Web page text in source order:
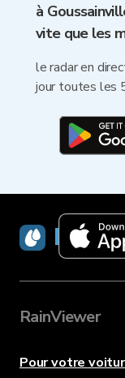
à
vite que les
le radar en
jour toutes les
RainViewer
Pour votre